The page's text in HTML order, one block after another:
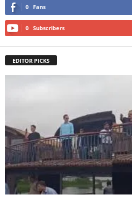
0 Fans
0 Subscribers
EDITOR PICKS